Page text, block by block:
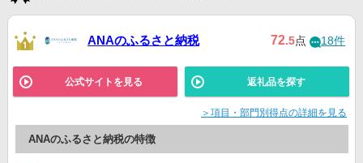
ランキングへ
▼
公式サイト
ANAのふるさと納税 72.5点 18件
公式サイトを見る 返礼品を探す
＞項目・部門別得点の詳細を見る
ANAのふるさと納税の特徴